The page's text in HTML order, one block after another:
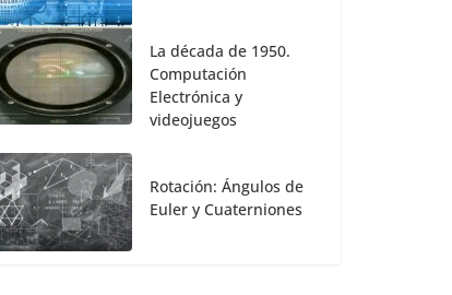
La década de 1950.
Computación
Electrónica y
videojuegos
Rotación: Ángulos de
Euler y Cuaterniones